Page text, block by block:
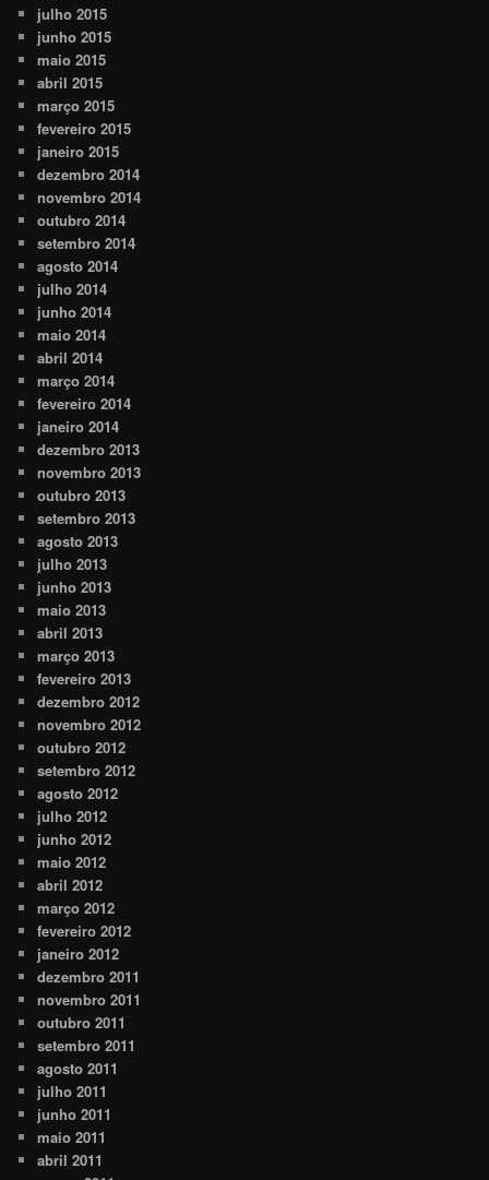
julho 2015
junho 2015
maio 2015
abril 2015
março 2015
fevereiro 2015
janeiro 2015
dezembro 2014
novembro 2014
outubro 2014
setembro 2014
agosto 2014
julho 2014
junho 2014
maio 2014
abril 2014
março 2014
fevereiro 2014
janeiro 2014
dezembro 2013
novembro 2013
outubro 2013
setembro 2013
agosto 2013
julho 2013
junho 2013
maio 2013
abril 2013
março 2013
fevereiro 2013
dezembro 2012
novembro 2012
outubro 2012
setembro 2012
agosto 2012
julho 2012
junho 2012
maio 2012
abril 2012
março 2012
fevereiro 2012
janeiro 2012
dezembro 2011
novembro 2011
outubro 2011
setembro 2011
agosto 2011
julho 2011
junho 2011
maio 2011
abril 2011